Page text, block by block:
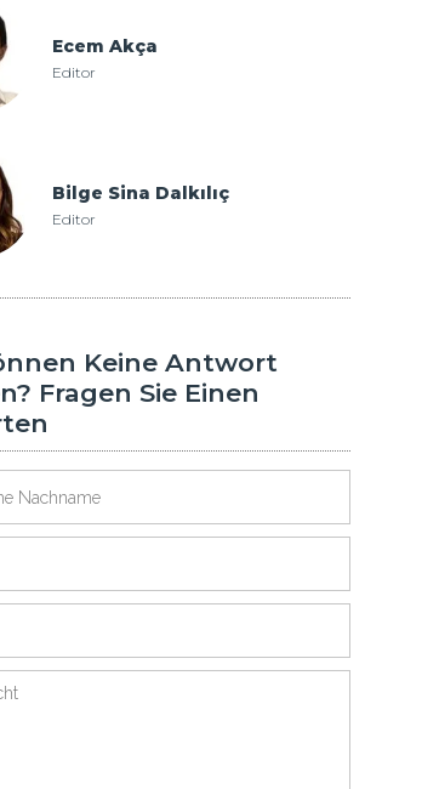
Ecem Akça
Editor
Bilge Sina Dalkılıç
Editor
Keine Antwort
Fragen Sie Einen